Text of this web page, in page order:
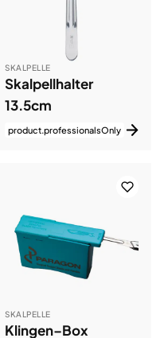
SKALPELLE
Skalpellhalter
13.5cm
product.professionalsOnly
SKALPELLE
Klingen–Box